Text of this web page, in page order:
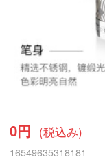
0円 (税込み)
16549635318181